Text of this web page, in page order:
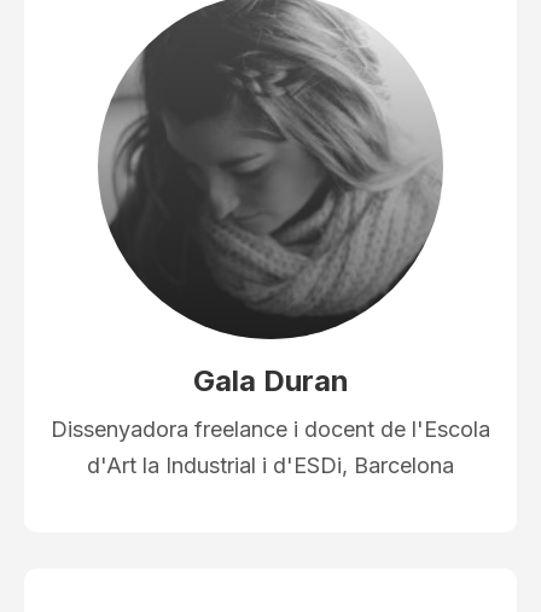
Gala Duran
Dissenyadora freelance i docent de l'Escola
d'Art la Industrial i d'ESDi, Barcelona